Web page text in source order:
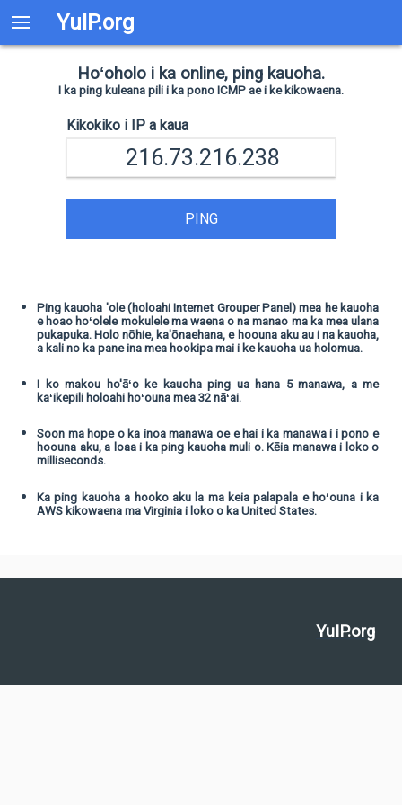
YuIP.org
Hoʻoholo i ka online, ping kauoha.
I ka ping kuleana pili i ka pono ICMP ae i ke kikowaena.
Kikokiko i IP a kaua
PING
Ping kauoha 'ole (holoahi Internet Grouper Panel) mea he kauoha
e hoao hoʻolele mokulele ma waena o na manao ma ka mea ulana
pukapuka. Holo nōhie, ka'ōnaehana, e hoouna aku au i na kauoha,
a kali no ka pane ina mea hookipa mai i ke kauoha ua holomua.
I ko makou ho'āʻo ke kauoha ping ua hana 5 manawa, a me
kaʻikepili holoahi hoʻouna mea 32 nāʻai.
Soon ma hope o ka inoa manawa oe e hai i ka manawa i i pono e
hoouna aku, a loaa i ka ping kauoha muli o. Kēia manawa i loko o
milliseconds.
Ka ping kauoha a hooko aku la ma keia palapala e hoʻouna i ka
AWS kikowaena ma Virginia i loko o ka United States.
YuIP.org